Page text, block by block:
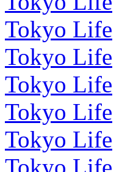
Tokyo Life
Tokyo Life
Tokyo Life
Tokyo Life
Tokyo Life